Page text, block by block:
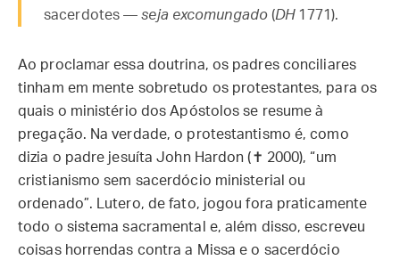
sacerdotes —seja excomungado(DH1771).
Ao proclamar essa doutrina, os padres conciliares
tinham em mente sobretudo os protestantes, para os
quais o ministério dos Apóstolos se resume à
pregação. Na verdade, o protestantismo é, como
dizia o padre jesuíta John Hardon (✝ 2000), “um
cristianismo sem sacerdócio ministerial ou
ordenado”. Lutero, de fato, jogou fora praticamente
todo o sistema sacramental e, além disso, escreveu
coisas horrendas contra a Missa e o sacerdócio